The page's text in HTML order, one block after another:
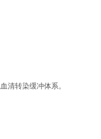
清转染缓冲体系。